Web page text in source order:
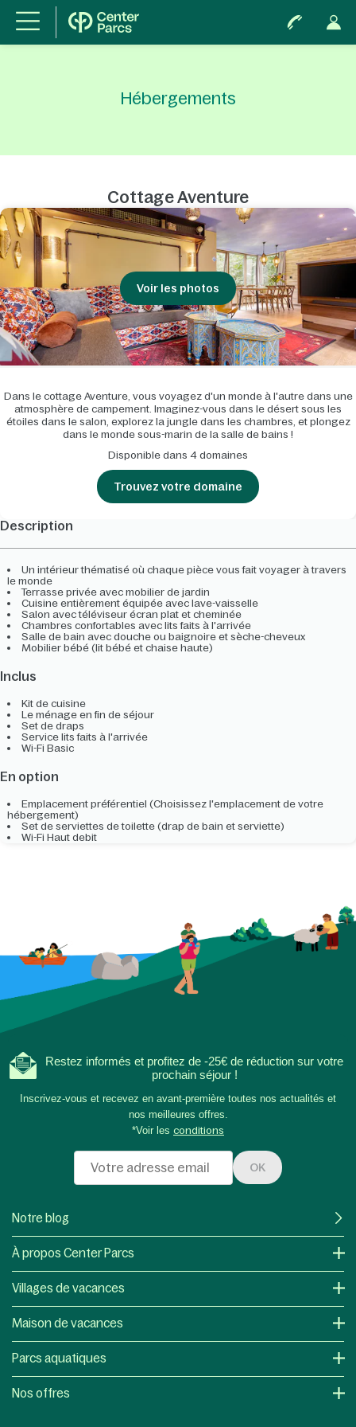
Hébergements
Cottage Aventure
Dans le cottage Aventure, vous voyagez d'un monde à l'autre dans une
atmosphère de campement. Imaginez-vous dans le désert sous les
étoiles dans le salon, explorez la jungle dans les chambres, et plongez
dans le monde sous-marin de la salle de bains !
Disponible dans 4 domaines
Trouvez votre domaine
Voir les photos
Description
Un intérieur thématisé où chaque pièce vous fait voyager à travers
le monde
Terrasse privée avec mobilier de jardin
Cuisine entièrement équipée avec lave-vaisselle
Salon avec téléviseur écran plat et cheminée
Chambres confortables avec lits faits à l'arrivée
Salle de bain avec douche ou baignoire et sèche-cheveux
Mobilier bébé (lit bébé et chaise haute)
Inclus
Kit de cuisine
Le ménage en fin de séjour
Set de draps
Service lits faits à l'arrivée
Wi-Fi Basic
En option
Emplacement préférentiel (Choisissez l'emplacement de votre
hébergement)
Set de serviettes de toilette (drap de bain et serviette)
Wi-Fi Haut debit
Restez informés et profitez de -25€ de réduction sur votre
prochain séjour !
Inscrivez-vous et recevez en avant-première toutes nos actualités et
nos meilleures offres.
*Voir les conditions
OK
Notre blog
À propos Center Parcs
Villages de vacances
Maison de vacances
Parcs aquatiques
Nos offres